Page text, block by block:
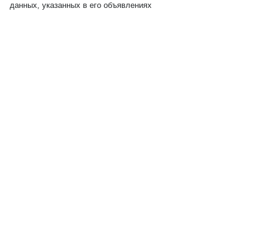
данных, указанных в его объявлениях